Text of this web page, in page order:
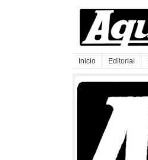
Inicio Editorial